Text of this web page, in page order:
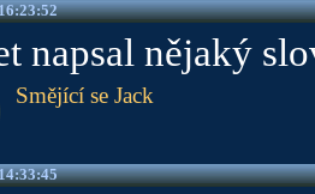
napsal nějaký
Smějící se Jack